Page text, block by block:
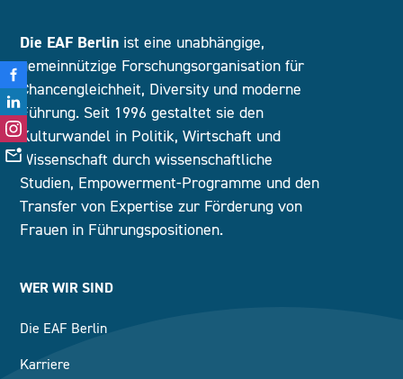
Die EAF Berlin ist eine unabhängige,
gemeinnützige Forschungsorganisation für
Chancengleichheit, Diversity und moderne
Führung. Seit 1996 gestaltet sie den
Kulturwandel in Politik, Wirtschaft und
Wissenschaft durch wissenschaftliche
Studien, Empowerment-Programme und den
Transfer von Expertise zur Förderung von
Frauen in Führungspositionen.
WER WIR SIND
Die EAF Berlin
Karriere